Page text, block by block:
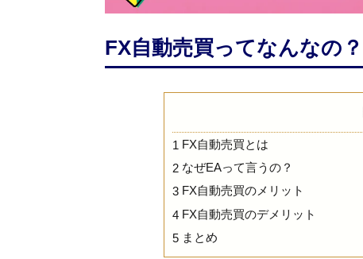
FX自動売買ってなんなの？
1 FX自動売買とは
2なぜEAって言うの？
3FX自動売買のメリット
4FX自動売買のデメリット
5まとめ